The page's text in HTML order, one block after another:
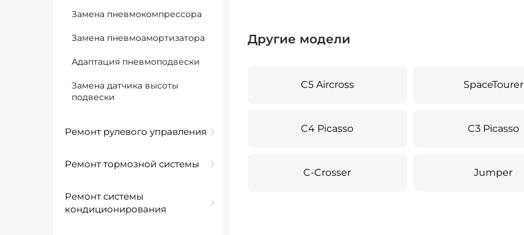
Замена пневмокомпрессора
Замена пневмоамортизатора
Адаптация пневмоподвески
Замена датчика высоты
подвески
Ремонт рулевого управления
Ремонт тормозной системы
Ремонт системы
кондиционирования
Другие модели
C5 Aircross SpaceTourer
C4 Picasso C3 Picasso
C-Crosser Jumper